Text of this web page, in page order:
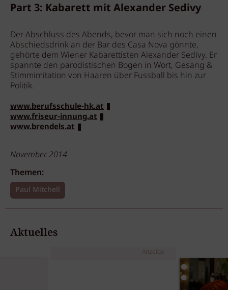
Part 3: Kabarett mit Alexander Sedivy
Der Abschluss des Abends, bevor man sich noch einen
Abschiedsdrink an der Bar des Casa Nova gönnte,
gehörte dem Wiener Kabarettisten Alexander Sedivy. Er
spannte den parodistischen Bogen in Wort, Gesang &
Stimmimitation von Haaren über Fussball bis hin zur
Politik.
www.berufsschule-hk.at
www.friseur-innung.at
www.brendels.at
November 2014
Themen:
Paul Mitchell
Aktuelles
Anzeige